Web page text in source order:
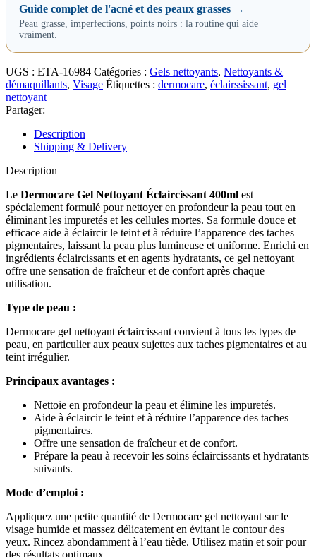
Guide complet de l'acné et des peaux grasses →
Peau grasse, imperfections, points noirs : la routine qui aide
vraiment.
UGS : ETA-16984 Catégories : Gels nettoyants, Nettoyants &
démaquillants, Visage Étiquettes : dermocare, éclairssissant, gel
nettoyant
Partager:
Description
Shipping & Delivery
Description
Le Dermocare Gel Nettoyant Éclaircissant 400ml est
spécialement formulé pour nettoyer en profondeur la peau tout en
éliminant les impuretés et les cellules mortes. Sa formule douce et
efficace aide à éclaircir le teint et à réduire l’apparence des taches
pigmentaires, laissant la peau plus lumineuse et uniforme. Enrichi en
ingrédients éclaircissants et en agents hydratants, ce gel nettoyant
offre une sensation de fraîcheur et de confort après chaque
utilisation.
Type de peau :
Dermocare gel nettoyant éclaircissant convient à tous les types de
peau, en particulier aux peaux sujettes aux taches pigmentaires et au
teint irrégulier.
Principaux avantages :
Nettoie en profondeur la peau et élimine les impuretés.
Aide à éclaircir le teint et à réduire l’apparence des taches
pigmentaires.
Offre une sensation de fraîcheur et de confort.
Prépare la peau à recevoir les soins éclaircissants et hydratants
suivants.
Mode d’emploi :
Appliquez une petite quantité de Dermocare gel nettoyant sur le
visage humide et massez délicatement en évitant le contour des
yeux. Rincez abondamment à l’eau tiède. Utilisez matin et soir pour
des résultats optimaux.